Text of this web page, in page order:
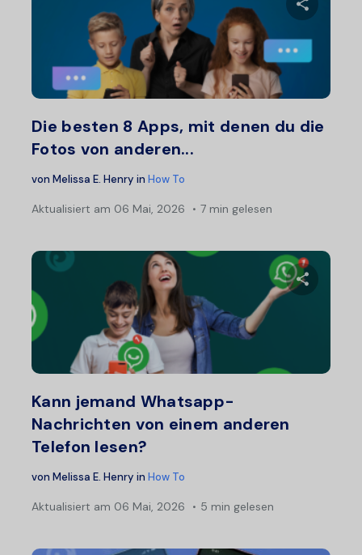
Diesen
Die besten 8 Apps, mit denen du die
Fotos von anderen...
von Melissa E. Henry in How To
Aktualisiert am 06 Mai, 2026 7 min gelesen
Kann jemand Whatsapp-
Nachrichten von einem anderen
Telefon lesen?
von Melissa E. Henry in How To
Aktualisiert am 06 Mai, 2026 5 min gelesen